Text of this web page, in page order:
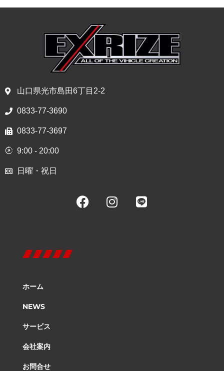
山口県光市島田6丁目2-2
0833-77-3690
0833-77-3697
9:00 - 20:00
日曜・祝日
ホーム
NEWS
サービス
会社案内
お問合せ